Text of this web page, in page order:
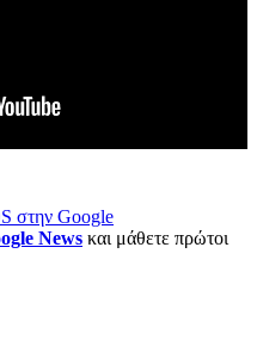
στην Google
News και μάθετε πρώτοι